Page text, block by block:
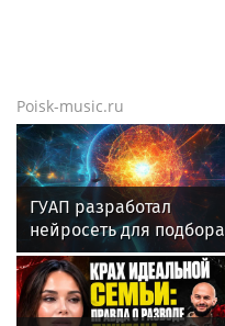
Poisk-music.ru
ГУАП разработал
нейросеть для подбора
обуви по фото стопы